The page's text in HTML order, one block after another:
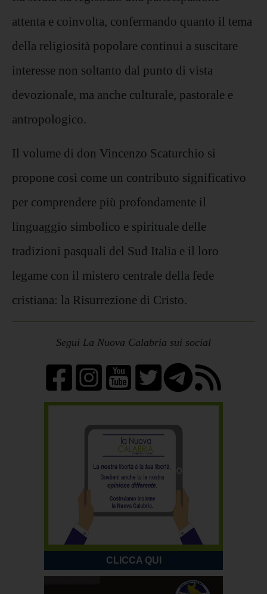
attenta e coinvolta, confermando quanto il tema
della religiosità popolare continui a suscitare
interesse non soltanto dal punto di vista
devozionale, ma anche culturale, pastorale e
antropologico.
Il volume di don Vincenzo Scaturchio si
propone così come un contributo significativo
per comprendere più profondamente il
linguaggio simbolico e spirituale delle
tradizioni pasquali del Sud Italia e il loro
legame con il mistero centrale della fede
cristiana: la Risurrezione di Cristo.
Segui La Nuova Calabria sui social
CLICCA QUI